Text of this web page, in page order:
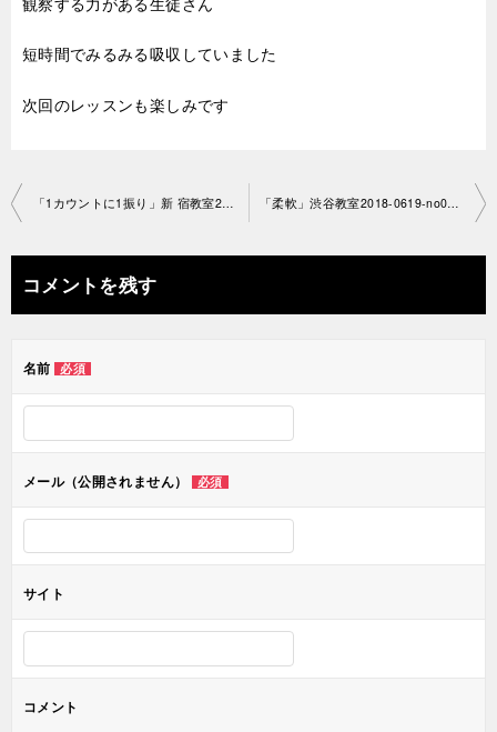
短時間でみるみる吸収していました
次回のレッスンも楽しみです
投
ナ
ビ
ー
ン
「1カウントに1振り」新 宿教室2018-0612-no0013-1079 「柔軟」渋谷教室2018-0619-no0013-1022
コメントを残す
名前 必須
メール（公開されません） 必須
サイト
コメント